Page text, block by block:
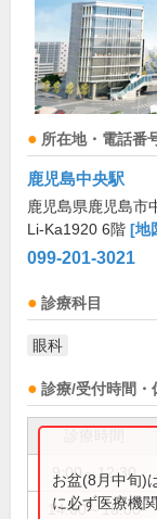
所在地・電話番
鹿児島中央駅
鹿児島県鹿児島市
Li-Ka1920 6階 [地
099-201-3021
診療科目
眼科
診療/受付時間・
9:00～12:30
14:00～18:00
お盆(8月中旬)
に必ず医療機